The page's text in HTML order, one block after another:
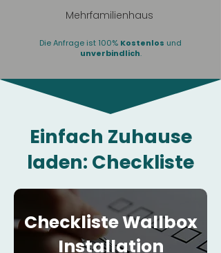
Mehrfamilienhaus
Die Anfrage ist 100% Kostenlos und
unverbindlich.
Einfach Zuhause
laden: Checkliste
Checkliste Wallbox
Installation